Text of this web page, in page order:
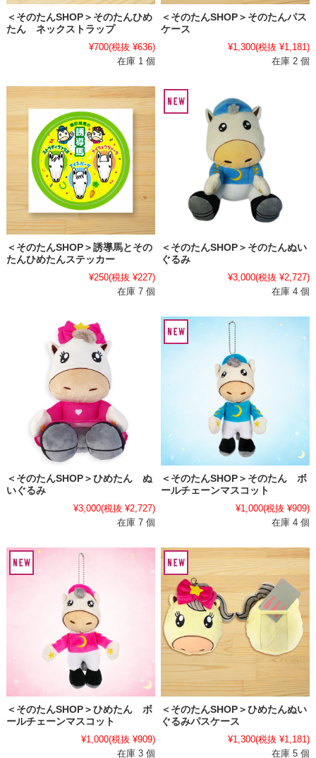
＜そのたんSHOP＞そのたんひめ
たん ネックストラップ
¥700(税抜 ¥636)
在庫 1 個
＜そのたんSHOP＞そのたんパス
ケース
¥1,300(税抜 ¥1,181)
在庫 2 個
＜そのたんSHOP＞誘導馬とその
たんひめたんステッカー
¥250(税抜 ¥227)
在庫 7 個
＜そのたんSHOP＞そのたんぬい
ぐるみ
¥3,000(税抜 ¥2,727)
在庫 4 個
＜そのたんSHOP＞ひめたん ぬ
いぐるみ
¥3,000(税抜 ¥2,727)
在庫 7 個
＜そのたんSHOP＞そのたん ボ
ールチェーンマスコット
¥1,000(税抜 ¥909)
在庫 4 個
＜そのたんSHOP＞ひめたん ボ
ールチェーンマスコット
¥1,000(税抜 ¥909)
在庫 3 個
＜そのたんSHOP＞ひめたんぬい
ぐるみパスケース
¥1,300(税抜 ¥1,181)
在庫 5 個